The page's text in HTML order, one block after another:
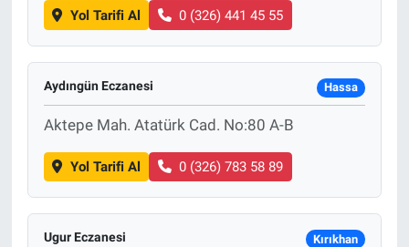
Yol Tarifi Al 0 (326) 441 45 55
Aydıngün Eczanesi Hassa
Aktepe Mah. Atatürk Cad. No:80 A-B
Yol Tarifi Al 0 (326) 783 58 89
Ugur Eczanesi Kırıkhan